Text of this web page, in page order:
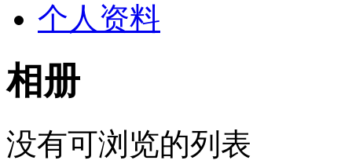
个人资料
相册
没有可浏览的列表